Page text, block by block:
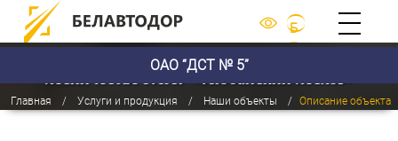
ОАО “ДСТ № 5”
Б
Е
Лесохозяйственная дорога № 5 в М.Городятичском
лесничестве ГЛХУ «Любанский лесхоз»
Главная Услуги и продукция Наши объекты Описание объекта